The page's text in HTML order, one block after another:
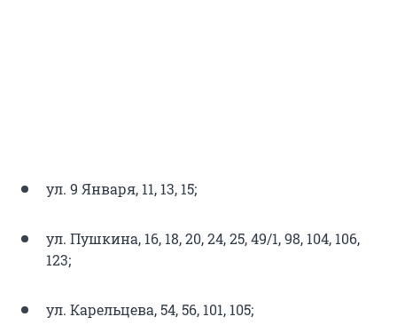
ул. 9 Января, 11, 13, 15;
ул. Пушкина, 16, 18, 20, 24, 25, 49/1, 98, 104, 106,
123;
ул. Карельцева, 54, 56, 101, 105;